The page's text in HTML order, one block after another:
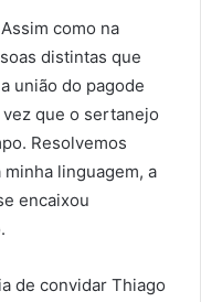
como na
distintas que
união do pagode
que o sertanejo
Resolvemos
linguagem, a
encaixou
de convidar Thiago